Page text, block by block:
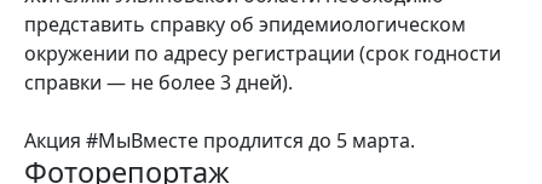
представить справку об эпидемиологическом
окружении по адресу регистрации (срок годности
справки — не более 3 дней).
Акция #МыВместе продлится до 5 марта.
Фоторепортаж